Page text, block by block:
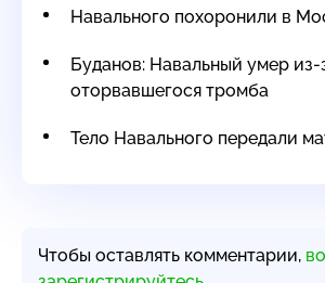
Навального похоронили в
Буданов: Навальный умер из-
оторвавшегося тромба
Тело Навального передали
Чтобы оставлять комментарии,